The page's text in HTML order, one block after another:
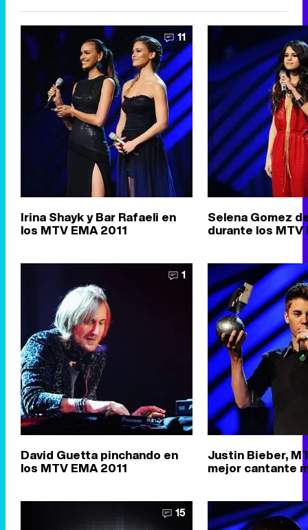
11
Irina Shayk y Bar Rafaeli en
los MTV EMA 2011
Selena Gomez
durante los MTV
1
David Guetta pinchando en
los MTV EMA 2011
Justin Bieber,
mejor cantante
15